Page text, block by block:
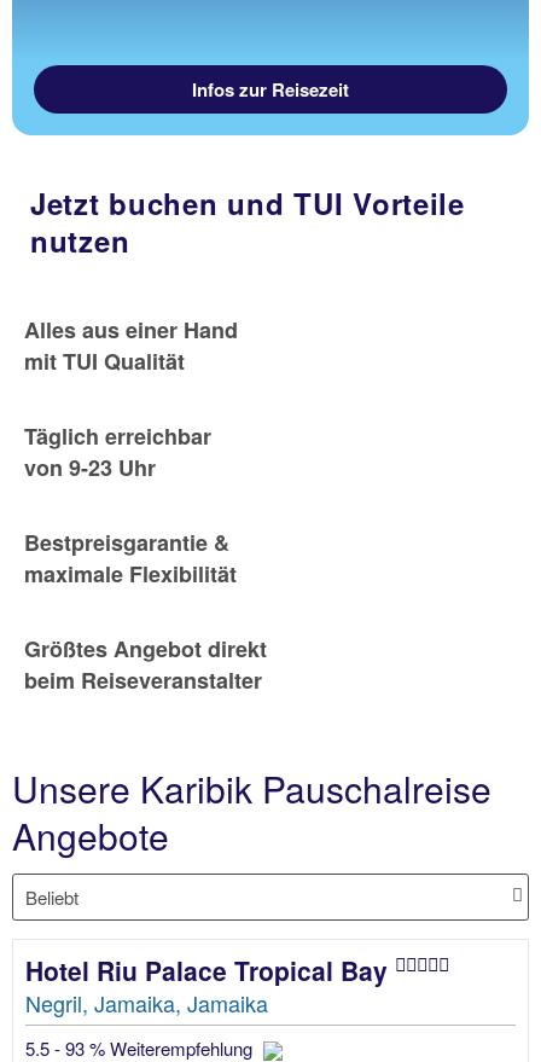
Infos zur Reisezeit
Jetzt buchen und TUI Vorteile
nutzen
Alles aus einer Hand
mit TUI Qualität
Täglich erreichbar
von 9-23 Uhr
Bestpreisgarantie &
maximale Flexibilität
Größtes Angebot direkt
beim Reiseveranstalter
Unsere Karibik Pauschalreise
Angebote
Hotel Riu Palace Tropical Bay
Negril, Jamaika, Jamaika
5.5 - 93 % Weiterempfehlung